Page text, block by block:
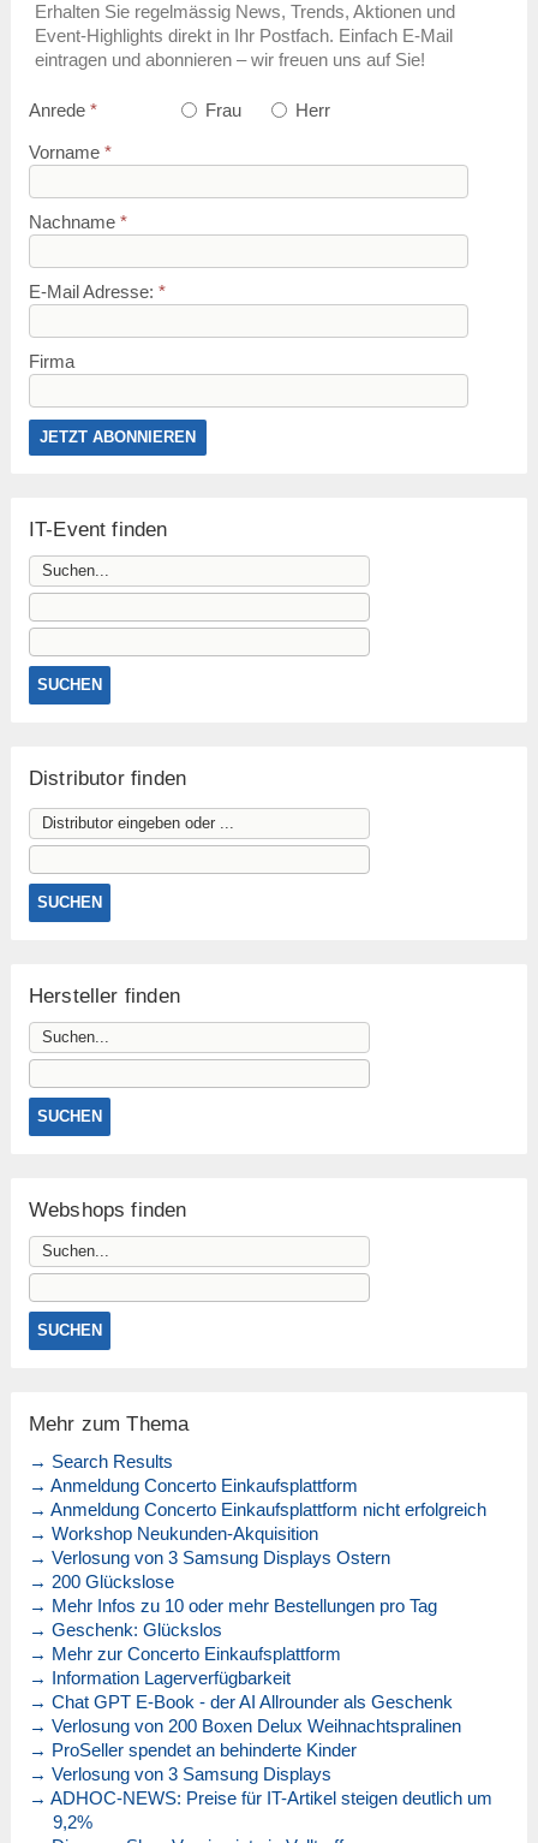
Erhalten Sie regelmässig News, Trends, Aktionen und
Event-Highlights direkt in Ihr Postfach. Einfach E-Mail
eintragen und abonnieren – wir freuen uns auf Sie!
Anrede * Frau Herr
Vorname *
Nachname *
E-Mail Adresse: *
Firma
IT-Event finden
Distributor finden
Hersteller finden
Webshops finden
Mehr zum Thema
→ Search Results
→ Anmeldung Concerto Einkaufsplattform
→ Anmeldung Concerto Einkaufsplattform nicht erfolgreich
→ Workshop Neukunden-Akquisition
→ Verlosung von 3 Samsung Displays Ostern
→ 200 Glückslose
→ Mehr Infos zu 10 oder mehr Bestellungen pro Tag
→ Geschenk: Glückslos
→ Mehr zur Concerto Einkaufsplattform
→ Information Lagerverfügbarkeit
→ Chat GPT E-Book - der AI Allrounder als Geschenk
→ Verlosung von 200 Boxen Delux Weihnachtspralinen
→ ProSeller spendet an behinderte Kinder
→ Verlosung von 3 Samsung Displays
→ ADHOC-NEWS: Preise für IT-Artikel steigen deutlich um
9,2%